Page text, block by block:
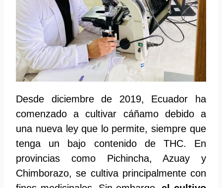
Desde diciembre de 2019, Ecuador ha
comenzado a cultivar cáñamo debido a
una nueva ley que lo permite, siempre que
tenga un bajo contenido de THC. En
provincias como Pichincha, Azuay y
Chimborazo, se cultiva principalmente con